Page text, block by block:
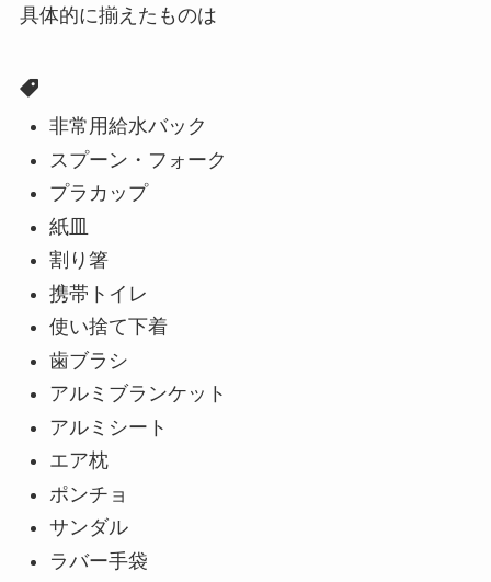
具体的に揃えたものは
非常用給水バック
スプーン・フォーク
プラカップ
紙皿
割り箸
携帯トイレ
使い捨て下着
歯ブラシ
アルミブランケット
アルミシート
エア枕
ポンチョ
サンダル
ラバー手袋